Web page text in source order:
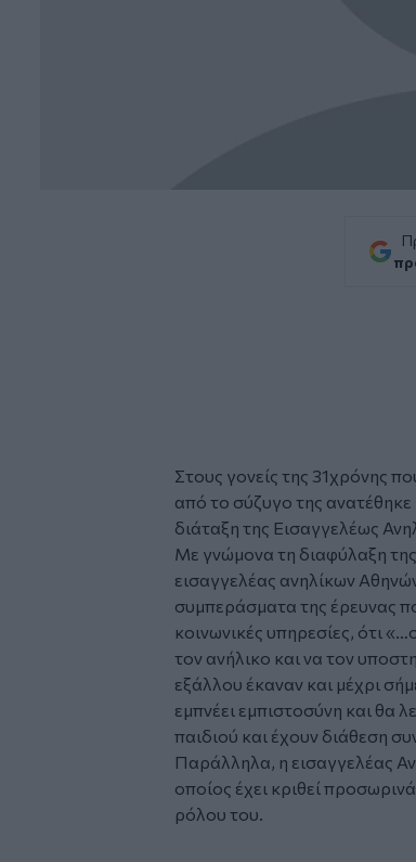
Στους γονείς της 31χρόνης
από το σύζυγο της
διάταξη της Εισαγγελέως
Με γνώμονα τη διαφύλαξη
εισαγγελέας ανηλίκων
συμπεράσματα της έρευνας
κοινωνικές υπηρεσίες, ότι
τον ανήλικο και να τον
εξάλλου έκαναν και μέχρι
εμπνέει εμπιστοσύνη και θα
παιδιού και έχουν διάθεση
Παράλληλα, η εισαγγελέας
οποίος έχει κριθεί
ρόλου του.